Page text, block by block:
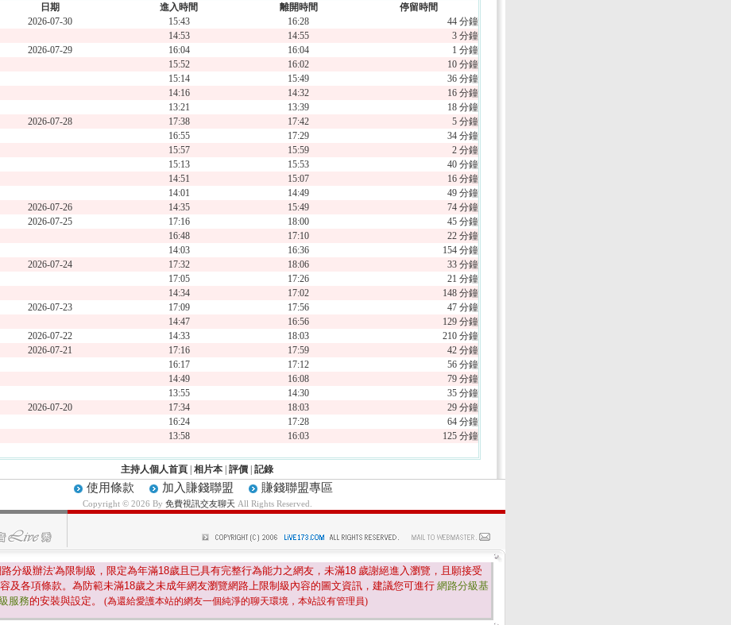
日期 進入時間 離開時間 停留時間
2026-07-30 15:43 16:28 44 分鐘
14:53 14:55 3 分鐘
2026-07-29 16:04 16:04 1 分鐘
15:52 16:02 10 分鐘
15:14 15:49 36 分鐘
14:16 14:32 16 分鐘
13:21 13:39 18 分鐘
2026-07-28 17:38 17:42 5 分鐘
16:55 17:29 34 分鐘
15:57 15:59 2 分鐘
15:13 15:53 40 分鐘
14:51 15:07 16 分鐘
14:01 14:49 49 分鐘
2026-07-26 14:35 15:49 74 分鐘
2026-07-25 17:16 18:00 45 分鐘
16:48 17:10 22 分鐘
14:03 16:36 154 分鐘
2026-07-24 17:32 18:06 33 分鐘
17:05 17:26 21 分鐘
14:34 17:02 148 分鐘
2026-07-23 17:09 17:56 47 分鐘
14:47 16:56 129 分鐘
2026-07-22 14:33 18:03 210 分鐘
2026-07-21 17:16 17:59 42 分鐘
16:17 17:12 56 分鐘
14:49 16:08 79 分鐘
13:55 14:30 35 分鐘
2026-07-20 17:34 18:03 29 分鐘
16:24 17:28 64 分鐘
13:58 16:03 125 分鐘
主持人個人首頁 相片本 評價 記錄
使用條款 加入賺錢聯盟 賺錢聯盟專區
Copyright © 2026 By 免費視訊交友聊天 All Rights Reserved.
分級辦法'為限制級，限定為年滿18歲且已具有完整行為能力之網友，未滿18 歲謝絕進入瀏覽，且願接受
及各項條款。為防範未滿18歲之未成年網友瀏覽網路上限制級內容的圖文資訊，建議您可進行 網路分級基
服務的安裝與設定。 (為還給愛護本站的網友一個純淨的聊天環境，本站設有管理員)